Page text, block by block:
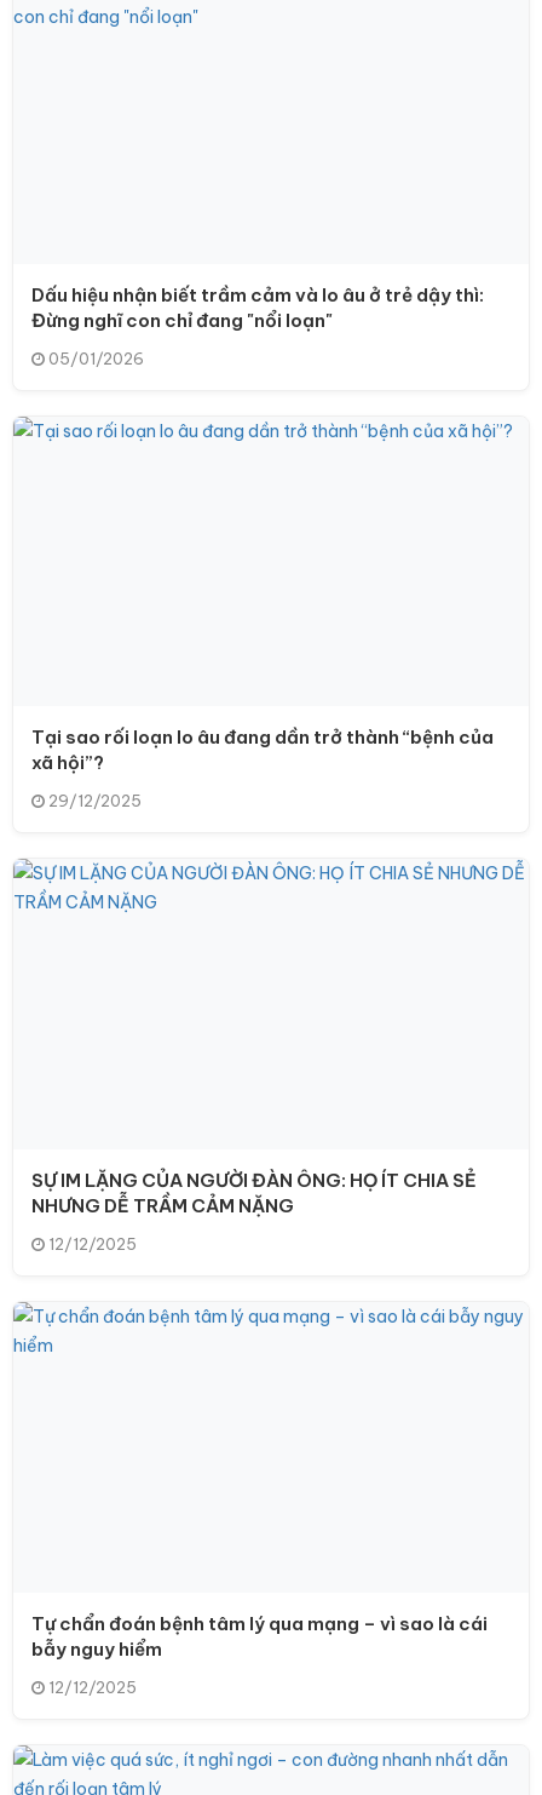
Dấu hiệu nhận biết trầm cảm và lo âu ở trẻ dậy thì:
Đừng nghĩ con chỉ đang "nổi loạn"
05/01/2026
Tại sao rối loạn lo âu đang dần trở thành “bệnh của
xã hội”?
29/12/2025
SỰ IM LẶNG CỦA NGƯỜI ĐÀN ÔNG: HỌ ÍT CHIA SẺ
NHƯNG DỄ TRẦM CẢM NẶNG
12/12/2025
Tự chẩn đoán bệnh tâm lý qua mạng – vì sao là cái
bẫy nguy hiểm
12/12/2025